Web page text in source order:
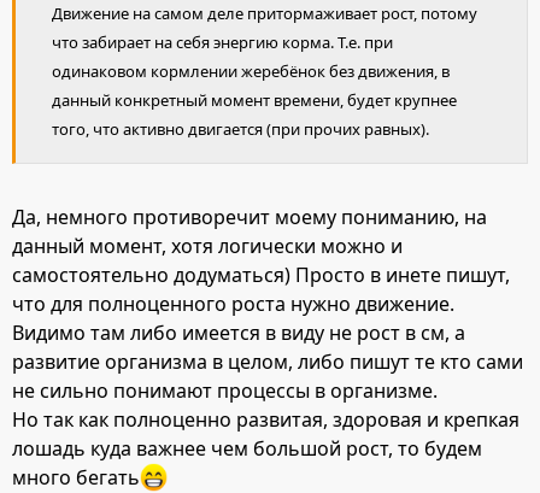
Движение на самом деле притормаживает рост, потому
что забирает на себя энергию корма. Т.е. при
одинаковом кормлении жеребёнок без движения, в
данный конкретный момент времени, будет крупнее
того, что активно двигается (при прочих равных).
Да, немного противоречит моему пониманию, на
данный момент, хотя логически можно и
самостоятельно додуматься) Просто в инете пишут,
что для полноценного роста нужно движение.
Видимо там либо имеется в виду не рост в см, а
развитие организма в целом, либо пишут те кто сами
не сильно понимают процессы в организме.
Но так как полноценно развитая, здоровая и крепкая
лошадь куда важнее чем большой рост, то будем
много бегать